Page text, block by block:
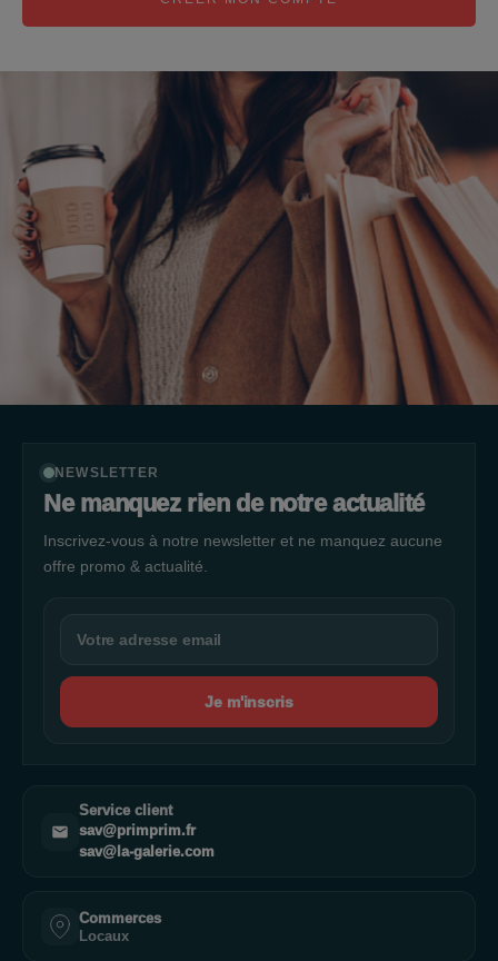
NEWSLETTER
Ne manquez rien de notre actualité
Inscrivez-vous à notre newsletter et ne manquez aucune
offre promo & actualité.
Je m'inscris
Service client
sav@primprim.fr
sav@la-galerie.com
Commerces
Locaux